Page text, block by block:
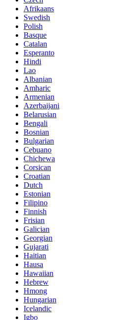
Afrikaans
Swedish
Polish
Basque
Catalan
Esperanto
Hindi
Lao
Albanian
Amharic
Armenian
Azerbaijani
Belarusian
Bengali
Bosnian
Bulgarian
Cebuano
Chichewa
Corsican
Croatian
Dutch
Estonian
Filipino
Finnish
Frisian
Galician
Georgian
Gujarati
Haitian
Hausa
Hawaiian
Hebrew
Hmong
Hungarian
Icelandic
Igbo